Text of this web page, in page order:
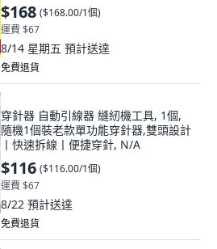
$168 ($168.00/1個)
運費 $67
8/14 星期五 預計送達
免費退貨
穿針器 自動引線器 縫紉機工具, 1個,
隨機1個裝老款單功能穿針器,雙頭設計
丨快速拆線丨便捷穿針, N/A
$116 ($116.00/1個)
運費 $67
8/22 預計送達
免費退貨